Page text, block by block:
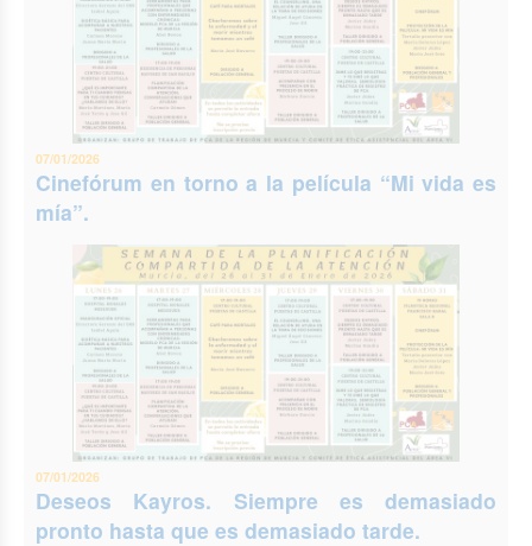
07/01/2026
Cinefórum en torno a la película “Mi vida es
mía”.
07/01/2026
Deseos Kayros. Siempre es demasiado
pronto hasta que es demasiado tarde.